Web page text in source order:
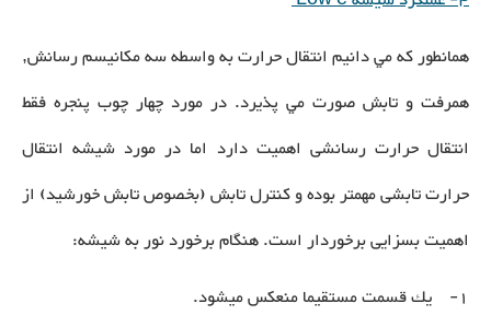
همانطور كه مي دانيم انتقال حرارت به واسطه سه مكانيسم رسانش,
همرفت و تابش صورت مي پذيرد. در مورد چهار چوب پنجره فقط
انتقال حرارت رسانشی اهميت دارد اما در مورد شيشه انتقال
حرارت تابشی مهمتر بوده و كنترل تابش (بخصوص تابش خورشيد) از
اهميت بسزايی برخوردار است. هنگام برخورد نور به شیشه:
1- يك قسمت مستقيما منعكس ميشود.